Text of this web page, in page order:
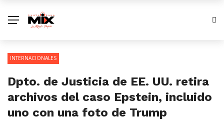
INTERNACIONALES
Dpto. de Justicia de EE. UU. retira
archivos del caso Epstein, incluido
uno con una foto de Trump